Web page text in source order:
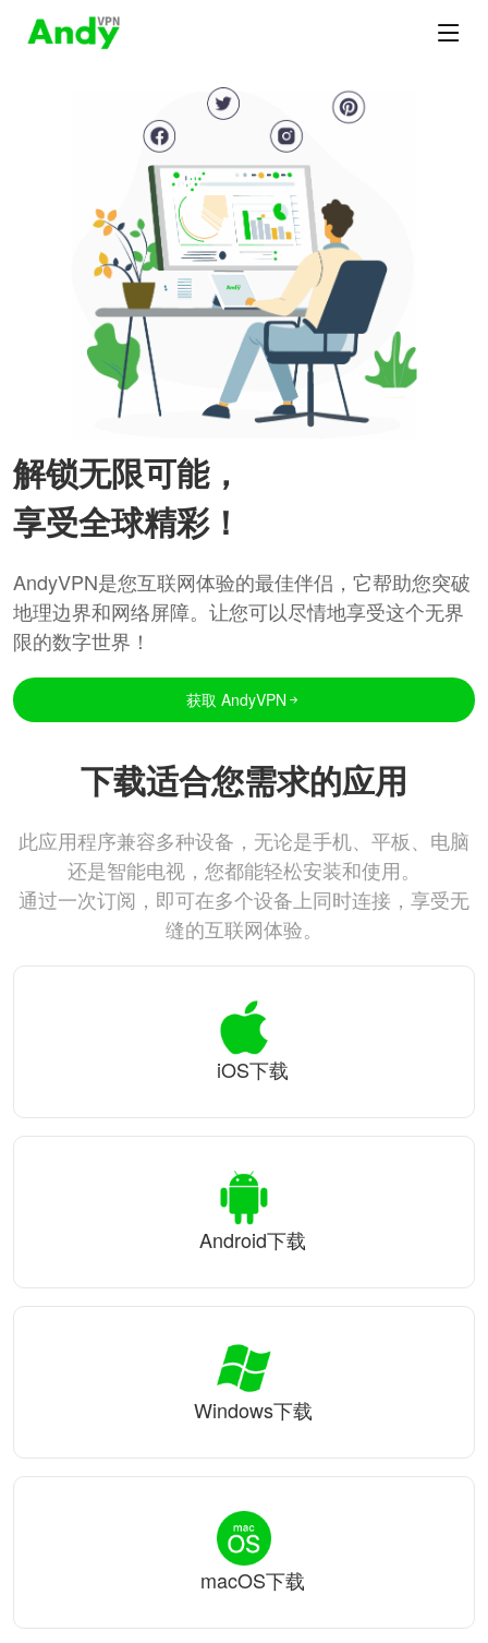
解锁无限可能，
享受全球精彩！
AndyVPN是您互联网体验的最佳伴侣，它帮助您突破
地理边界和网络屏障。让您可以尽情地享受这个无界
限的数字世界！
获取 AndyVPN
下载适合您需求的应用
此应用程序兼容多种设备，无论是手机、平板、电脑
还是智能电视，您都能轻松安装和使用。
通过一次订阅，即可在多个设备上同时连接，享受无
缝的互联网体验。
iOS下载
Android下载
Windows下载
macOS下载